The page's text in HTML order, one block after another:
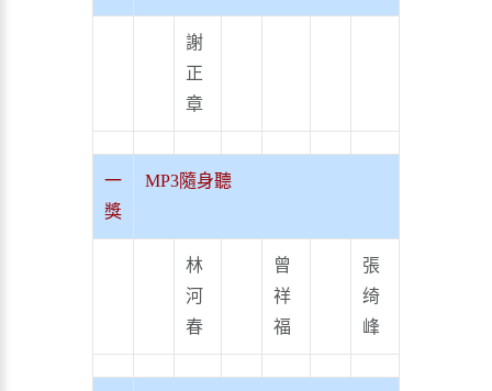
謝
正
章
一
獎
MP3隨身聽
林
河
春
曾
祥
福
張
绮
峰